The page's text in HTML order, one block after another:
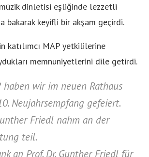
dinletisi eşliğinde lezzetli
bakarak keyifli bir akşam geçirdi.
katılımcı MAP yetkililerine
memnuniyetlerini dile getirdi.
haben wir im neuen Rathaus
Neujahrsempfang gefeiert.
Friedl nahm an der
teil.
an Prof. Dr. Gunther Friedl für